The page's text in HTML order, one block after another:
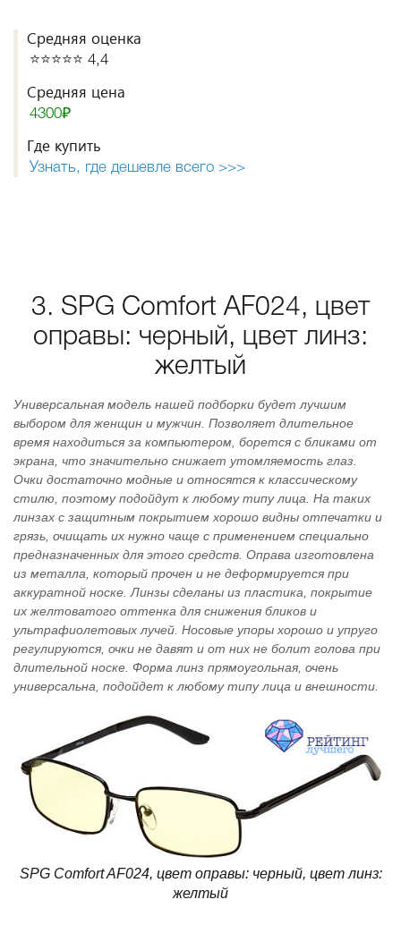
Средняя оценка
⭐️⭐️⭐️⭐️⭐️ 4,4
Средняя цена
4300₽
Где купить
Узнать, где дешевле всего >>>
3. SPG Comfort AF024, цвет
оправы: черный, цвет линз:
желтый
Универсальная модель нашей подборки будет лучшим
выбором для женщин и мужчин. Позволяет длительное
время находиться за компьютером, борется с бликами от
экрана, что значительно снижает утомляемость глаз.
Очки достаточно модные и относятся к классическому
стилю, поэтому подойдут к любому типу лица. На таких
линзах с защитным покрытием хорошо видны отпечатки и
грязь, очищать их нужно чаще с применением специально
предназначенных для этого средств. Оправа изготовлена
из металла, который прочен и не деформируется при
аккуратной носке. Линзы сделаны из пластика, покрытие
их желтоватого оттенка для снижения бликов и
ультрафиолетовых лучей. Носовые упоры хорошо и упруго
регулируются, очки не давят и от них не болит голова при
длительной носке. Форма линз прямоугольная, очень
универсальна, подойдет к любому типу лица и внешности.
SPG Comfort AF024, цвет оправы: черный, цвет линз:
желтый